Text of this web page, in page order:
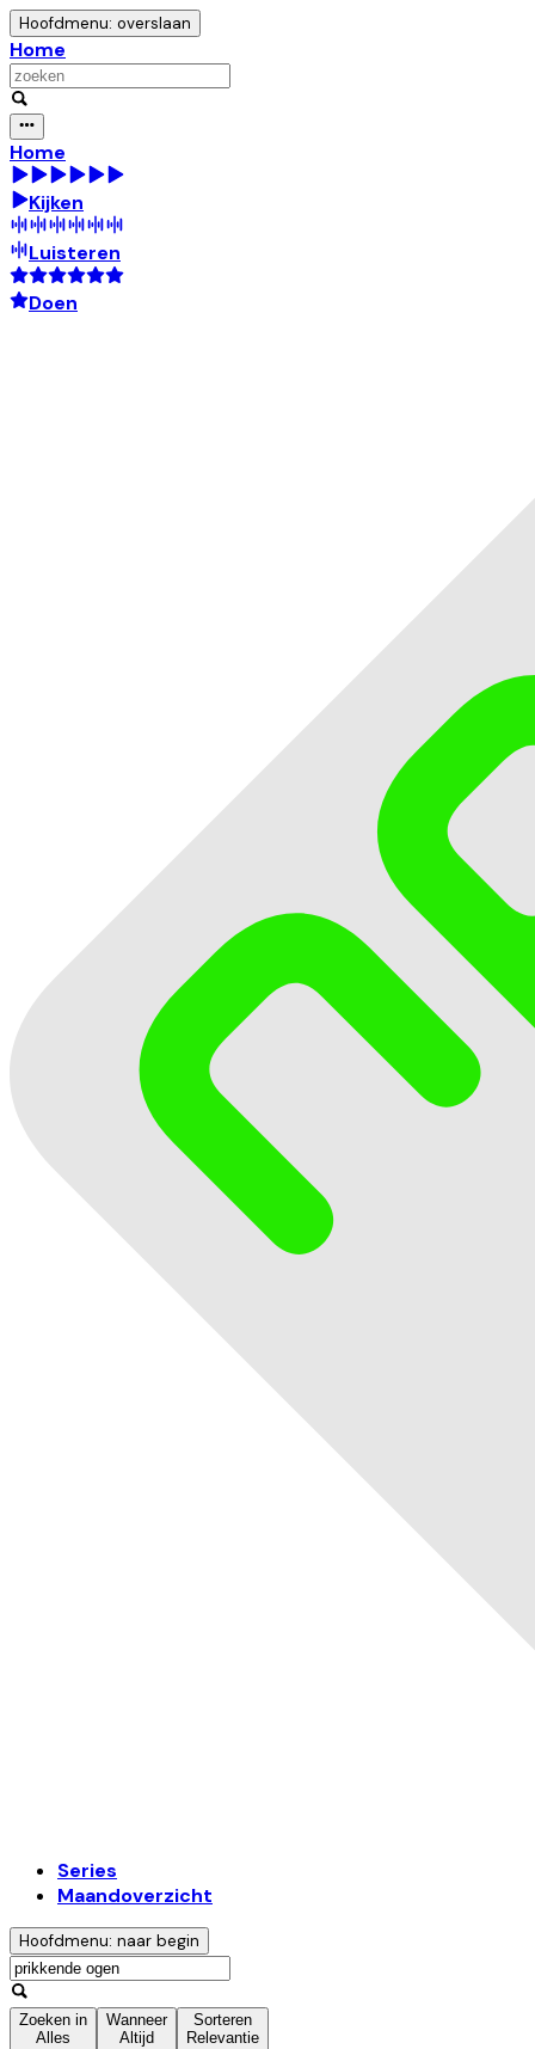
Hoofdmenu: overslaan
Home
Home
Kijken
Luisteren
Doen
Series
Maandoverzicht
Hoofdmenu: naar begin
Zoeken in
Alles
Wanneer
Altijd
Sorteren
Relevantie